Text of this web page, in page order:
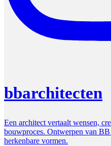
bbarchitecten
Een architect vertaalt wensen,
bouwproces. Ontwerpen van
herkenbare vormen.